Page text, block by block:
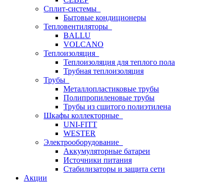
Сплит-системы
Бытовые кондиционеры
Тепловентиляторы
BALLU
VOLCANO
Теплоизоляция
Теплоизоляция для теплого пола
Трубная теплоизоляция
Трубы
Металлопластиковые трубы
Полипропиленовые трубы
Трубы из сшитого полиэтилена
Шкафы коллекторные
UNI-FITT
WESTER
Электрооборудование
Аккумуляторные батареи
Источники питания
Стабилизаторы и защита сети
Акции